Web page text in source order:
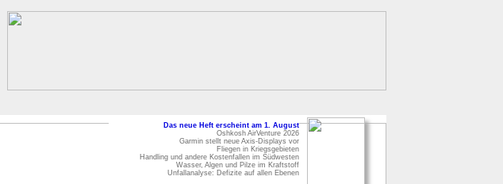
Das neue Heft erscheint am 1. August
Oshkosh AirVenture 2026
Garmin stellt neue Axis-Displays vor
Fliegen in Kriegsgebieten
Handling und andere Kostenfallen im Südwesten
Wasser, Algen und Pilze im Kraftstoff
Unfallanalyse: Defizite auf allen Ebenen